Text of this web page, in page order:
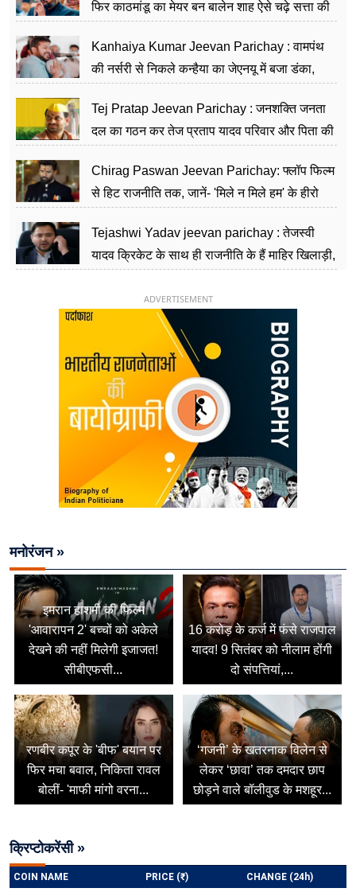
फिर काठमांडू का मेयर बन बालेन शाह ऐसे चढ़े सत्ता की
Kanhaiya Kumar Jeevan Parichay : वामपंथ
की नर्सरी से निकले कन्हैया का जेएनयू में बजा डंका,
Tej Pratap Jeevan Parichay : जनशक्ति जनता
दल का गठन कर तेज प्रताप यादव परिवार और पिता की
Chirag Paswan Jeevan Parichay: फ्लॉप फिल्म
से हिट राजनीति तक, जानें- 'मिले न मिले हम' के हीरो
Tejashwi Yadav jeevan parichay : तेजस्वी
यादव क्रिकेट के साथ ही राजनीति के हैं माहिर खिलाड़ी,
ADVERTISEMENT
मनोरंजन »
इमरान हाशमी की फिल्म
'आवारापन 2' बच्चों को अकेले
देखने की नहीं मिलेगी इजाजत!
सीबीएफसी...
16 करोड़ के कर्ज में फंसे राजपाल
यादव! 9 सितंबर को नीलाम होंगी
दो संपत्तियां,...
रणबीर कपूर के 'बीफ' बयान पर
फिर मचा बवाल, निकिता रावल
बोलीं- 'माफी मांगो वरना...
‘गजनी’ के खतरनाक विलेन से
लेकर ‘छावा’ तक दमदार छाप
छोड़ने वाले बॉलीवुड के मशहूर...
क्रिप्टोकरेंसी »